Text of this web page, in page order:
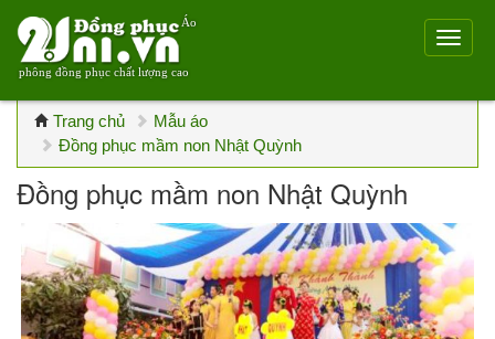
Áo
phông đồng phục chất lượng cao
Trang chủ
Mẫu áo
Đồng phục mầm non Nhật Quỳnh
Đồng phục mầm non Nhật Quỳnh